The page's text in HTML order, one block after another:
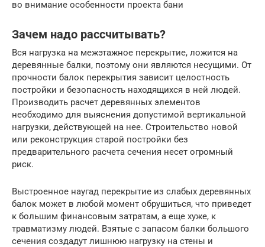
во внимание особенности проекта бани
Зачем надо рассчитывать?
Вся нагрузка на межэтажное перекрытие, ложится на
деревянные балки, поэтому они являются несущими. От
прочности балок перекрытия зависит целостность
постройки и безопасность находящихся в ней людей.
Производить расчет деревянных элементов
необходимо для выяснения допустимой вертикальной
нагрузки, действующей на нее. Строительство новой
или реконструкция старой постройки без
предварительного расчета сечения несет огромный
риск.
Выстроенное наугад перекрытие из слабых деревянных
балок может в любой момент обрушиться, что приведет
к большим финансовым затратам, а еще хуже, к
травматизму людей. Взятые с запасом балки большого
сечения создадут лишнюю нагрузку на стены и